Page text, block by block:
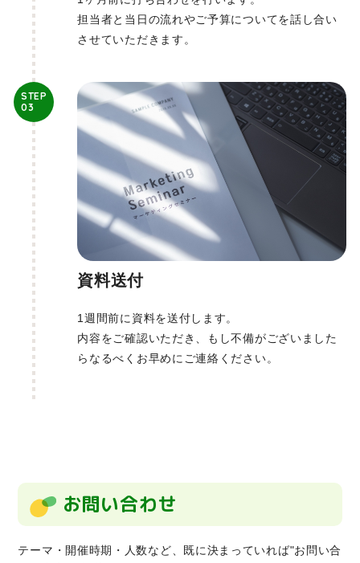
担当者と当日の流れやご予算についてを話し合い
させていただきます。
STEP
資料送付
1週間前に資料を送付します。
内容をご確認いただき、もし不備がございました
らなるべくお早めにご連絡ください。
お問い合わせ
テーマ・開催時期・人数など、既に決まっていれば"お問い合